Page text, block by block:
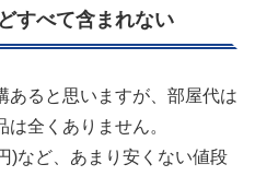
すべて含まれない
あると思いますが、部屋代は
全くありません。
)など、あまり安くない値段